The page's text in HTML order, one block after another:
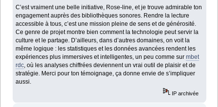
C’est vraiment une belle initiative, Rose-line, et je trouve admirable ton
engagement auprès des bibliothèques sonores. Rendre la lecture
accessible à tous, c’est une mission pleine de sens et de générosité.
Ce genre de projet montre bien comment la technologie peut servir la
culture et le partage. D’ailleurs, dans d’autres domaines, on voit la
même logique : les statistiques et les données avancées rendent les
expériences plus immersives et intelligentes, un peu comme surmbet
rdc , où les analyses chiffrées deviennent un vrai outil de plaisir et de
stratégie. Merci pour ton témoignage, ça donne envie de s’impliquer
aussi.
IP archivée